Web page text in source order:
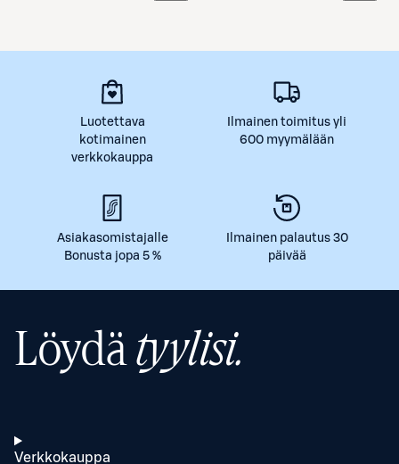
Luotettava
kotimainen
verkkokauppa
Ilmainen toimitus yli
600 myymälään
Asiakasomistajalle
Bonusta jopa 5 %
Ilmainen palautus 30
päivää
Löydätyylisi.
Verkkokauppa